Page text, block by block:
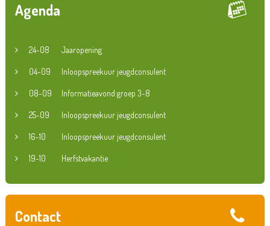
Agenda
24-08 Jaaropening
04-09 Inloopspreekuur jeugdconsulent
08-09 Informatieavond groep 3-8
25-09 Inloopspreekuur jeugdconsulent
16-10 Inloopspreekuur jeugdconsulent
19-10 Herfstvakantie
Contact